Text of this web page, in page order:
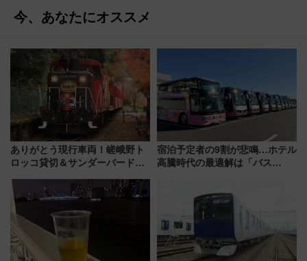
今、あなたにオススメ
ありがとう現行車両！嵯峨野ト
ロッコ貸切＆サンダーバードレ
斉藤雪乃＆福原トシヒロと行
く！9月13日「京都の鉄道満喫
ツアー」開催
宿泊予定者の9割が悲鳴…ホテル
高騰時代の最適解は「バス
アルな懐事情